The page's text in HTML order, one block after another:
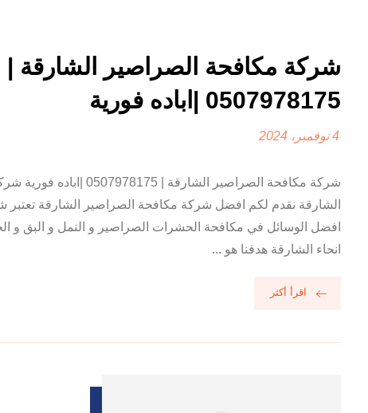
شركة مكافحة الصراصير الشارقة |
0507978175 |اباده فورية
4 نوفمبر، 2024
شركة مكافحة الصراصير الشارقة |
الشارقة نقدم لكم افضل شركة مكافحة الصراصير الشارقة
افضل الوسائل في مكافحة الحشرات الصراصير و النمل و البق و
انحاء الشارقة هدفنا هو ...
اقرأ أكثر